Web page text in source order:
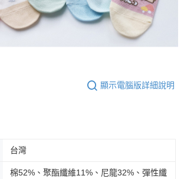
顯示電腦版詳細說明
台灣
棉52%、聚酯纖維11%、尼龍32%、彈性纖